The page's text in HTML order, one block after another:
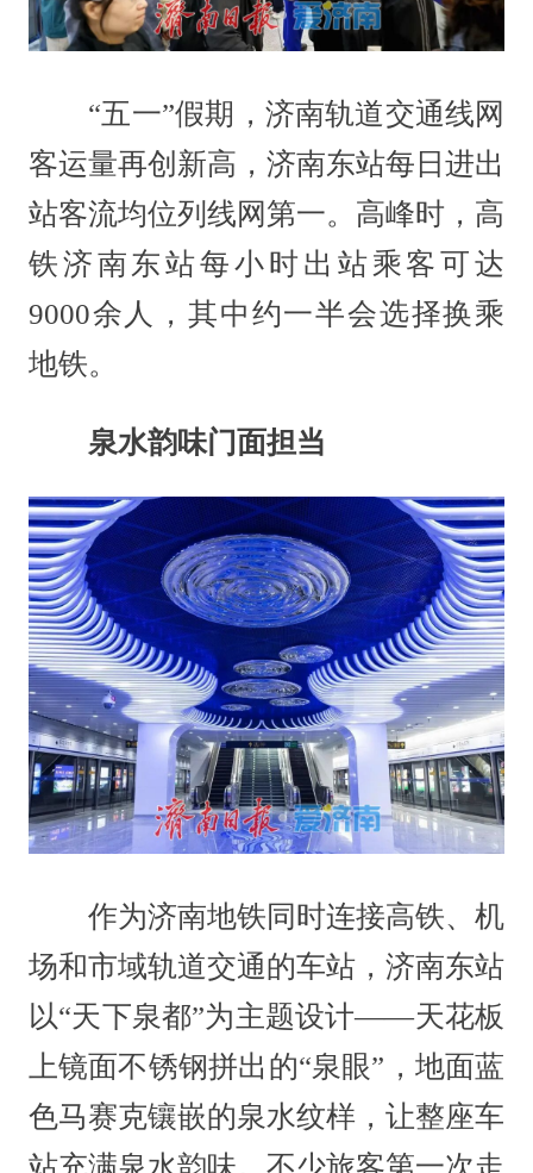
“五一”假期，济南轨道交通线网
客运量再创新高，济南东站每日进出
站客流均位列线网第一。高峰时，高
铁济南东站每小时出站乘客可达
9000余人，其中约一半会选择换乘
地铁。
泉水韵味门面担当
作为济南地铁同时连接高铁、机
场和市域轨道交通的车站，济南东站
以“天下泉都”为主题设计——天花板
上镜面不锈钢拼出的“泉眼”，地面蓝
色马赛克镶嵌的泉水纹样，让整座车
站充满泉水韵味。不少旅客第一次走